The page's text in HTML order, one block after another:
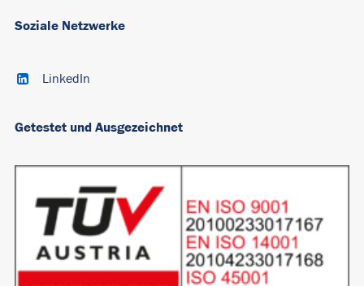
Soziale Netzwerke
LinkedIn
Getestet und Ausgezeichnet